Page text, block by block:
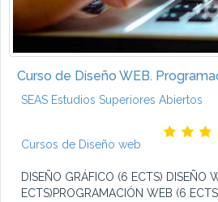
Curso de Diseño WEB.
SEAS Estudios Superiores Abiertos
Cursos de Diseño web
DISEÑO GRÁFICO (6 ECTS) DISEÑO
ECTS)PROGRAMACIÓN WEB (6